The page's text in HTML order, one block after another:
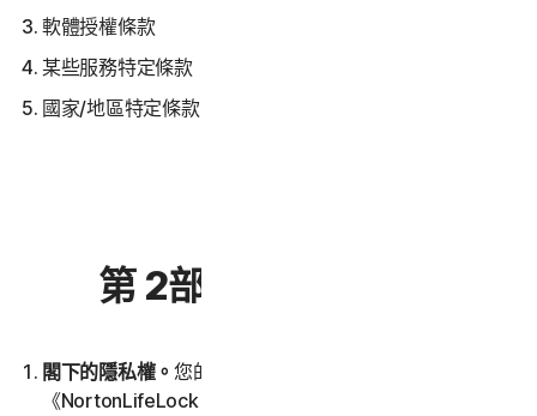
軟體授權條款
某些服務特定條款
國家/地區特定條款
第 2部分 – 一般條款
閣下的隱私權。 您的隱私權對我們非常重要。請閱讀
《NortonLifeLock 全球隱私權聲明》